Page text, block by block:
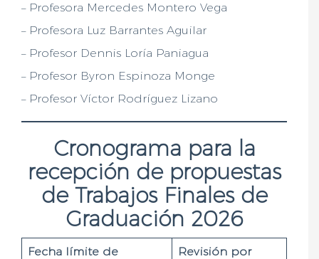
– Profesora Mercedes Montero Vega
– Profesora Luz Barrantes Aguilar
– Profesor Dennis Loría Paniagua
– Profesor Byron Espinoza Monge
– Profesor Víctor Rodríguez Lizano
Cronograma para la
recepción de propuestas
de Trabajos Finales de
Graduación 2026
Fecha límite de
Revisión por